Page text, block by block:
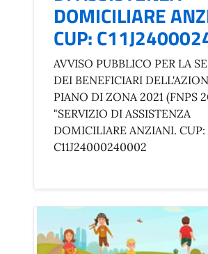
DOMICILIARE
CUP:
AVVISO PUBBLICO PER LA
DEI BENEFICIARI
PIANO DI ZONA 2021 (FNPS
"SERVIZIO DI ASSISTENZA
DOMICILIARE ANZIANI. CUP:
C11J24000240002